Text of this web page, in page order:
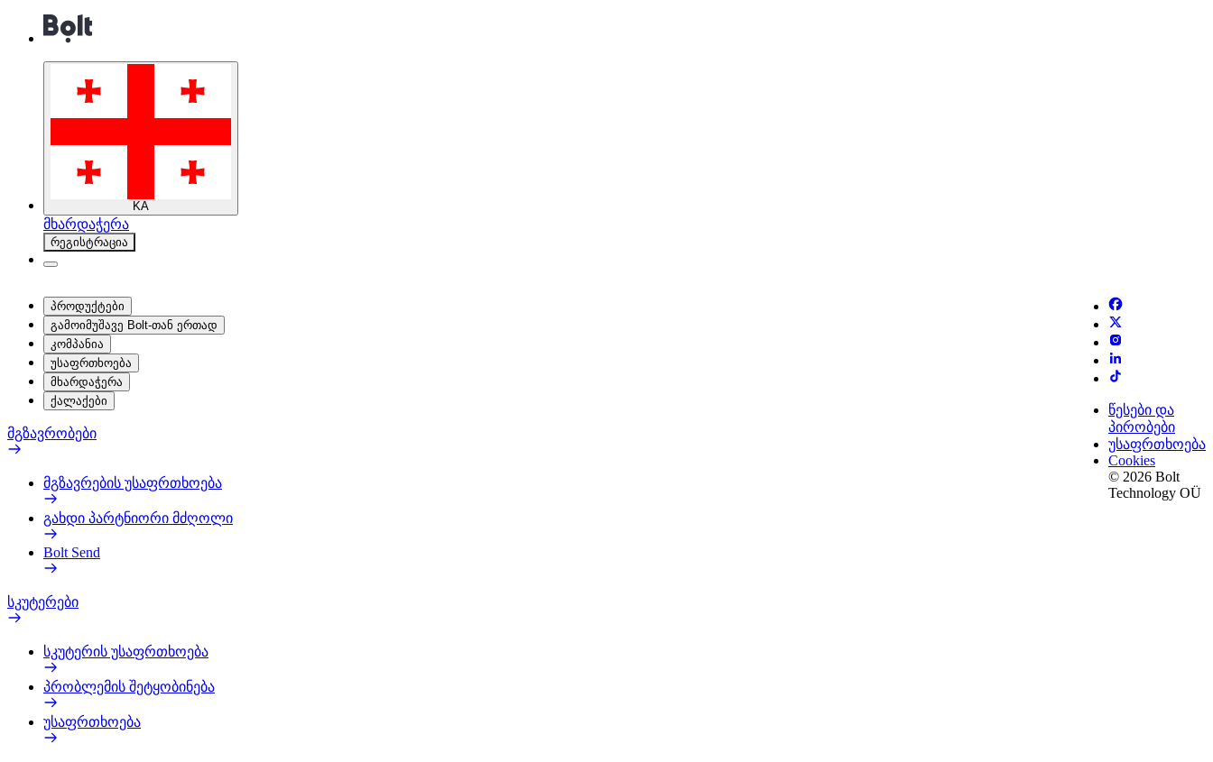
KA
მხარდაჭერა
რეგისტრაცია
პროდუქტები
გამოიმუშავე Bolt-თან ერთად
კომპანია
უსაფრთხოება
მხარდაჭერა
ქალაქები
მგზავრობები
მგზავრების უსაფრთხოება
გახდი პარტნიორი მძღოლი
Bolt Send
სკუტერები
სკუტერის უსაფრთხოება
პრობლემის შეტყობინება
უსაფრთხოება
წესები და
პირობები
უსაფრთხოება
Cookies
© 2026 Bolt
Technology OÜ